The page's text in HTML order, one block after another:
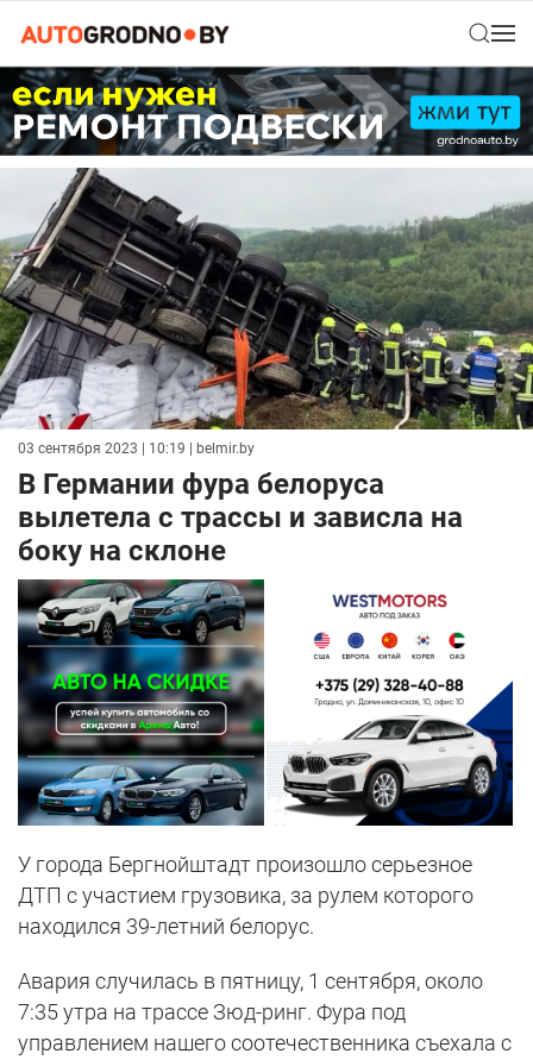
03 сентября 2023 | 10:19 | belmir.by
В Германии фура белоруса
вылетела с трассы и зависла на
боку на склоне
У города Бергнойштадт произошло серьезное
ДТП с участием грузовика, за рулем которого
находился 39-летний белорус.
Авария случилась в пятницу, 1 сентября, около
7:35 утра на трассе Зюд-ринг. Фура под
управлением нашего соотечественника съехала с